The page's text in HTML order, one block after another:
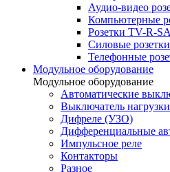
Аудио-видео
Компьютерные
Розетки TV-R-
Силовые розетки
Телефонные
Модульное оборудование
Модульное оборудование
Автоматические
Выключатель нагрузки
Дифреле (УЗО)
Дифференциальные
Импульсное реле
Контакторы
Разное